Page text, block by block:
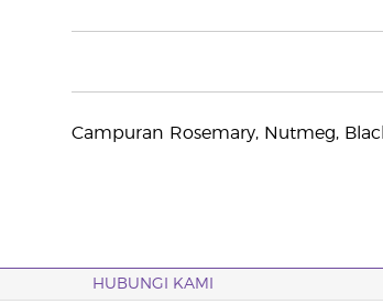
Campuran Rosemary, Nutmeg,
HUBUNGI KAMI